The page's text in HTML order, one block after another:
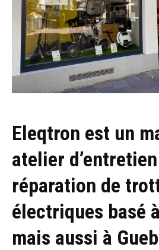
Eleqtron est un
atelier
réparation de
électriques basé
mais aussi à